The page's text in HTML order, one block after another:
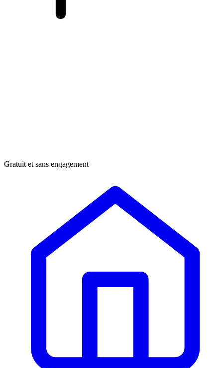
Gratuit et sans engagement